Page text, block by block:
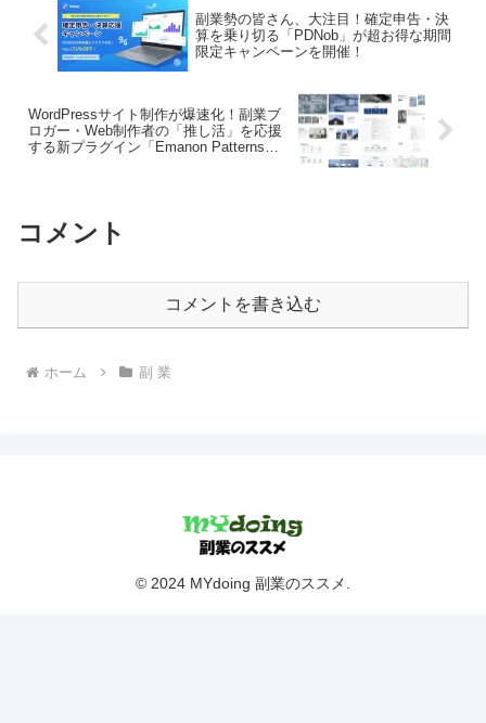
新情報をお届けします！
副業勢の皆さん、大注目！確定申告・決
算を乗り切る「PDNob」が超お得な期間
限定キャンペーンを開催！
WordPressサイト制作が爆速化！副業ブ
ロガー・Web制作者の「推し活」を応援
する新プラグイン「Emanon Patterns」
コメント
コメントを書き込む
ホーム 副 業
© 2024 MYdoing 副業のススメ.